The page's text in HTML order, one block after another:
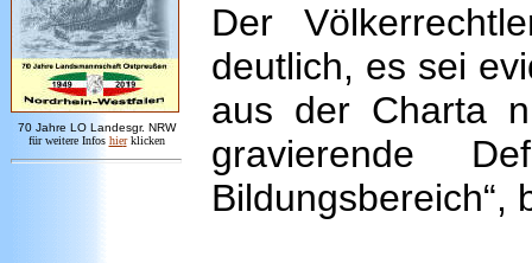
70 Jahre LO Landesgr. NRW
für weitere Infos hier klicken
Der
deutlich, es sei
aus der Charta
gravierende
Bildungsbereich“,